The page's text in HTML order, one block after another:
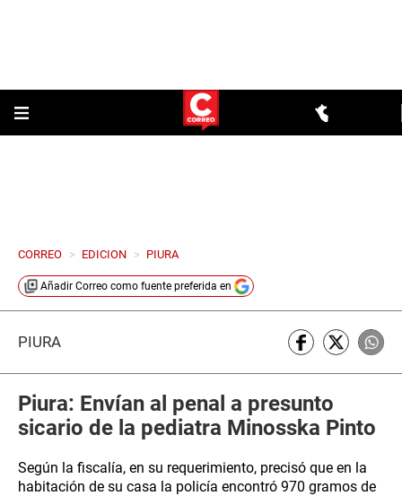
CORREO > EDICION > PIURA
Añadir Correo como fuente preferida en
PIURA
Piura: Envían al penal a presunto
sicario de la pediatra Minosska Pinto
Según la fiscalía, en su requerimiento, precisó que en la
habitación de su casa la policía encontró 970 gramos de